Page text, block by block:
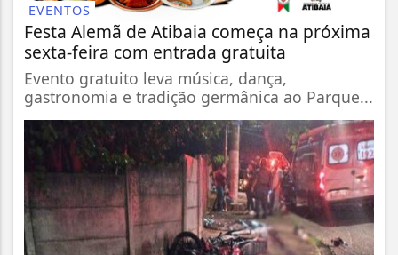
EVENTOS
Festa Alemã de Atibaia começa na próxima
sexta-feira com entrada gratuita
Evento gratuito leva música, dança,
gastronomia e tradição germânica ao Parque...